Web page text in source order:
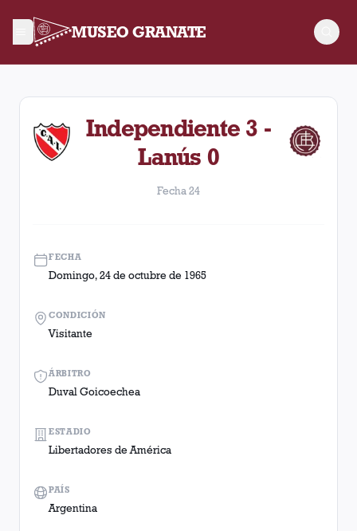
MUSEO GRANATE
Fecha 24. Partido entre Lanús y Independiente disputado
Independiente 3 -
Lanús 0
Fecha 24
FECHA
Domingo, 24 de octubre de 1965
ÁRBITRO
Duval Goicoechea
CONDICIÓN
Visitante
ESTADIO
Libertadores de América
PAÍS
Argentina